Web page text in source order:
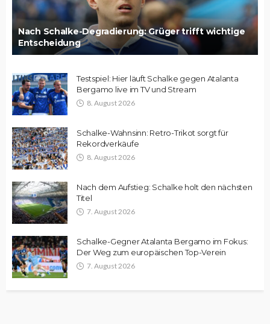
Nach Schalke-Degradierung: Grüger trifft wichtige
Entscheidung
Testspiel: Hier läuft Schalke gegen Atalanta
Bergamo live im TV und Stream
8. August 2026
Schalke-Wahnsinn: Retro-Trikot sorgt für
Rekordverkäufe
8. August 2026
Nach dem Aufstieg: Schalke holt den nächsten
Titel
7. August 2026
Schalke-Gegner Atalanta Bergamo im Fokus:
Der Weg zum europäischen Top-Verein
7. August 2026